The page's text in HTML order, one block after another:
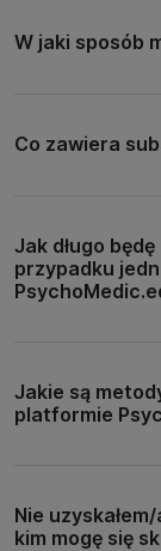
W jaki sposób
Co zawiera
Jak długo
przypadku
Jakie są
platformie
Nie
kim mogę się